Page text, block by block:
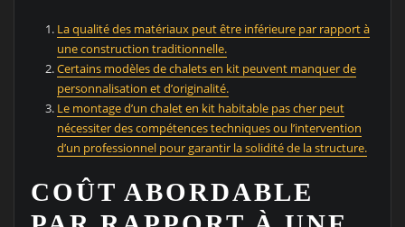
La qualité des matériaux peut être inférieure par rapport à
une construction traditionnelle.
Certains modèles de chalets en kit peuvent manquer de
personnalisation et d’originalité.
Le montage d’un chalet en kit habitable pas cher peut
nécessiter des compétences techniques ou l’intervention
d’un professionnel pour garantir la solidité de la structure.
COÛT ABORDABLE